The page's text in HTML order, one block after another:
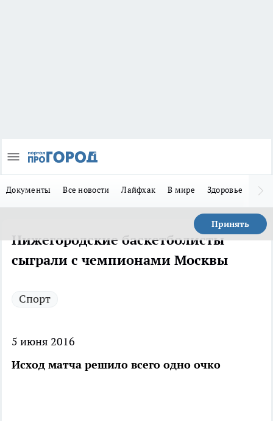
Документы Все новости Лайфхак В мире Здоровье
Принять
Нижегородские баскетболисты
сыграли с чемпионами Москвы
Спорт
5 июня 2016
Исход матча решило всего одно очко